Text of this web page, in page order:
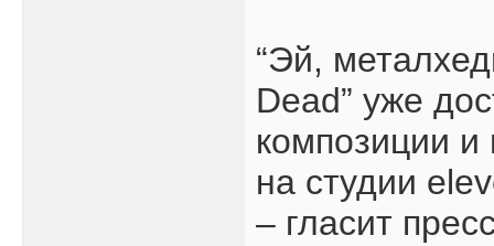
“Эй,
Dead” уже
композиции
на студии
– гласит